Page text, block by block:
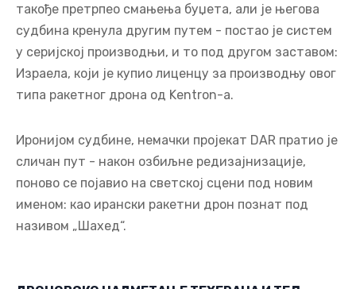
такође претрпео смањења буџета, али је његова
судбина кренула другим путем - постао је систем
у серијској производњи, и то под другом заставом:
Израела, који је купио лиценцу за производњу овог
типа ракетног дрона од Kentron-а.
Иронијом судбине, немачки пројекат DAR пратио је
сличан пут - након озбиљне редизајнизације,
поново се појавио на светској сцени под новим
именом: као ирански ракетни дрон познат под
називом „Шахед“.